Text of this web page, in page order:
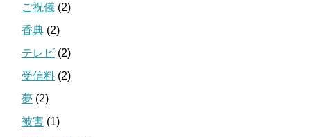
ご祝儀 (2)
香典 (2)
テレビ (2)
受信料 (2)
夢 (2)
被害 (1)